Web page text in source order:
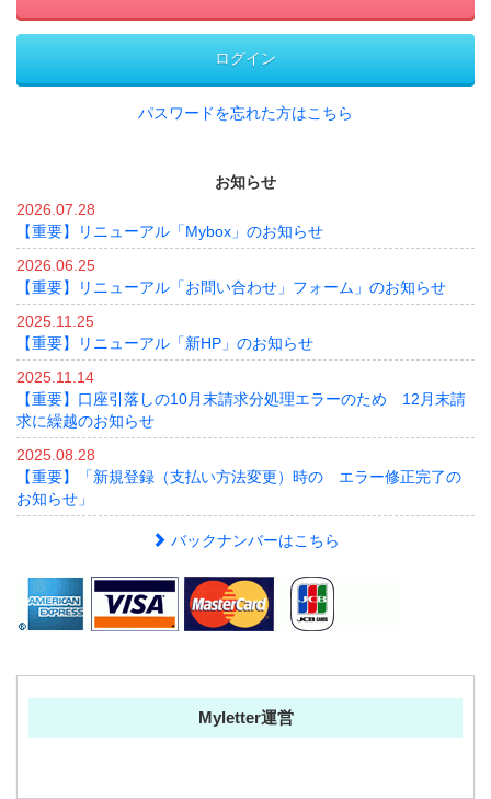
ログイン
パスワードを忘れた方はこちら
お知らせ
2026.07.28
【重要】リニューアル「Mybox」のお知らせ
2026.06.25
【重要】リニューアル「お問い合わせ」フォーム」のお知らせ
2025.11.25
【重要】リニューアル「新HP」のお知らせ
2025.11.14
【重要】口座引落しの10月末請求分処理エラーのため 12月末請
求に繰越のお知らせ
2025.08.28
【重要】「新規登録（支払い方法変更）時の エラー修正完了の
お知らせ」
バックナンバーはこちら
Myletter運営